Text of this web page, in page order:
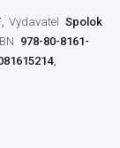
Vydavatel
Spolok
978-80-8161-